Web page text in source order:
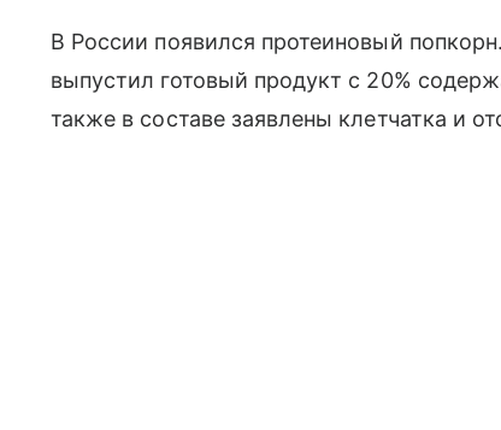
В России появился протеиновый
выпустил готовый продукт с 20%
также в составе заявлены клетчатка и